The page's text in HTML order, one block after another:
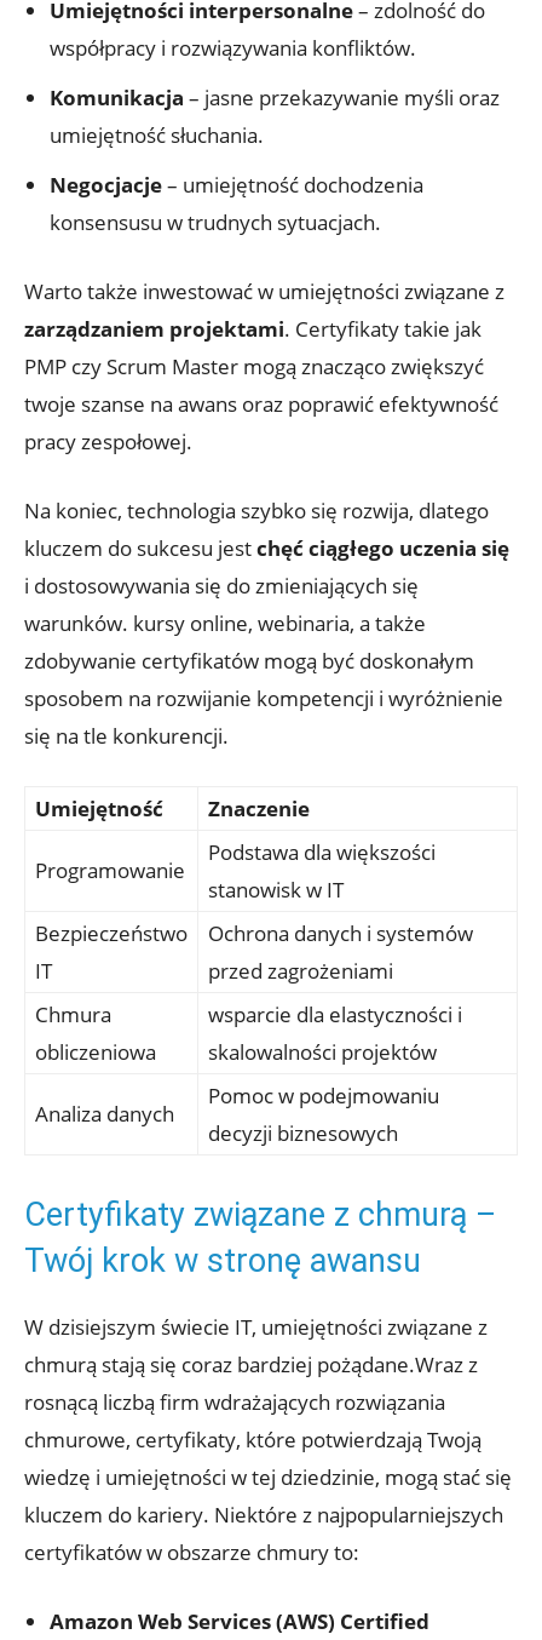
Umiejętności interpersonalne– zdolność do
współpracy i rozwiązywania konfliktów.
Komunikacja – jasne przekazywanie myśli oraz
umiejętność słuchania.
Negocjacje– umiejętność dochodzenia
konsensusu w trudnych sytuacjach.
Warto także inwestować w umiejętności związane z
zarządzaniem projektami. Certyfikaty takie jak
PMP czy Scrum Master mogą znacząco zwiększyć
twoje szanse na awans oraz poprawić efektywność
pracy zespołowej.
Na koniec, technologia szybko się rozwija, dlatego
kluczem do sukcesu jestchęć ciągłego uczenia się
i dostosowywania się do zmieniających się
warunków. kursy online, webinaria, a także
zdobywanie certyfikatów mogą być doskonałym
sposobem na rozwijanie kompetencji i wyróżnienie
się na tle konkurencji.
Umiejętność Znaczenie
Programowanie
Podstawa dla większości
stanowisk w IT
Bezpieczeństwo
IT
Ochrona danych i systemów
przed zagrożeniami
Chmura
obliczeniowa
wsparcie dla elastyczności i
skalowalności projektów
Analiza danych
Pomoc w podejmowaniu
decyzji biznesowych
Certyfikaty związane z chmurą –
Twój krok w stronę awansu
W dzisiejszym świecie IT, umiejętności związane z
chmurą stają się coraz bardziej pożądane.Wraz z
rosnącą liczbą firm wdrażających rozwiązania
chmurowe, certyfikaty, które potwierdzają Twoją
wiedzę i umiejętności w tej dziedzinie, mogą stać się
kluczem do kariery. Niektóre z najpopularniejszych
certyfikatów w obszarze chmury to:
Amazon Web Services (AWS) Certified